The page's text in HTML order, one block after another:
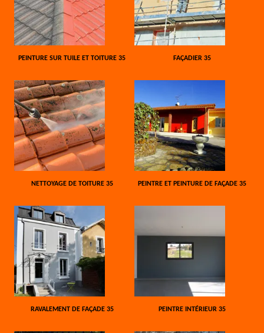
PEINTURE SUR TUILE ET TOITURE 35 FAÇADIER 35
NETTOYAGE DE TOITURE 35 PEINTRE ET PEINTURE DE FAÇADE 35
RAVALEMENT DE FAÇADE 35 PEINTRE INTÉRIEUR 35